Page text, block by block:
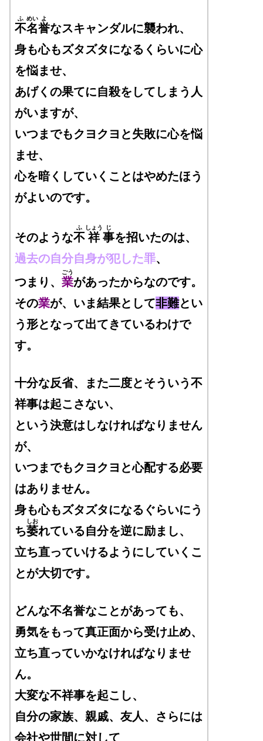
不
ふ
名
めい
誉
よ
なスキャンダルに襲われ、
身も心もズタズタになるくらいに心
を悩ませ、
あげくの果てに自殺をしてしまう人
がいますが、
いつまでもクヨクヨと失敗に心を悩
ませ、
心を暗くしていくことはやめたほう
がよいのです。
そのような不
ふ
祥
しょう
事
じ
を招いたのは、
過去の自分自身が犯した罪、
つまり、 業
ごう
があったからなのです。
その業が、いま結果として非難とい
う形となって出てきているわけで
す。
十分な反省、また二度とそういう不
祥事は起こさない、
という決意はしなければなりません
が、
いつまでもクヨクヨと心配する必要
はありません。
身も心もズタズタになるぐらいにう
ち萎
しお
れている自分を逆に励まし、
立ち直っていけるようにしていくこ
とが大切です。
どんな不名誉なことがあっても、
勇気をもって真正面から受け止め、
立ち直っていかなければなりませ
ん。
大変な不祥事を起こし、
自分の家族、親戚、友人、 さらには
会社や世間に対して